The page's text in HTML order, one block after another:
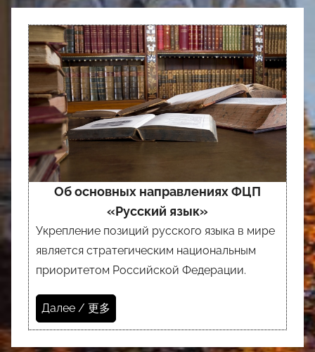
Об основных направлениях ФЦП
«Русский язык»
Укрепление позиций русского языка в мире
является стратегическим национальным
приоритетом Российской Федерации.
Далее / 更多